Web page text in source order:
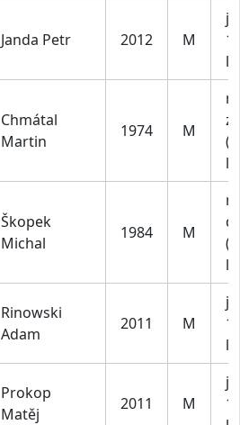
Janda Petr 2012 M
Chmátal
Martin
1974 M
Škopek
Michal
1984 M
Rinowski
Adam
2011 M
Prokop
Matěj
2011 M